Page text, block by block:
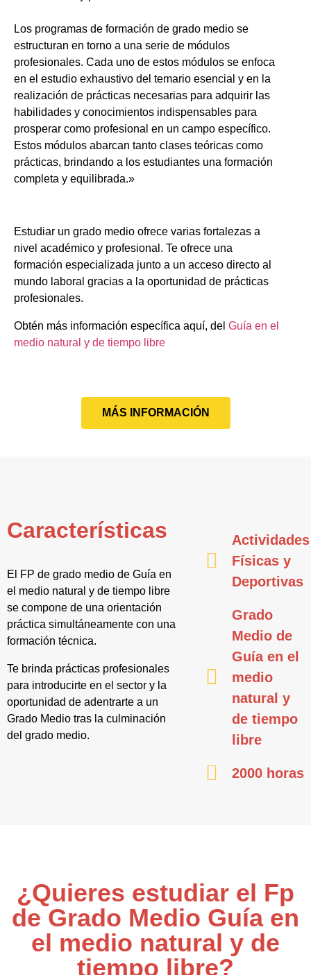
Los programas de formación de grado medio se
estructuran en torno a una serie de módulos
profesionales. Cada uno de estos módulos se enfoca
en el estudio exhaustivo del temario esencial y en la
realización de prácticas necesarias para adquirir las
habilidades y conocimientos indispensables para
prosperar como profesional en un campo específico.
Estos módulos abarcan tanto clases teóricas como
prácticas, brindando a los estudiantes una formación
completa y equilibrada.»
Estudiar un grado medio ofrece varias fortalezas a
nivel académico y profesional. Te ofrece una
formación especializada junto a un acceso directo al
mundo laboral gracias a la oportunidad de prácticas
profesionales.
Obtén más información específica aquí, del Guía en el
medio natural y de tiempo libre
MÁS INFORMACIÓN
Características
El FP de grado medio de Guía en
el medio natural y de tiempo libre
se compone de una orientación
práctica simultáneamente con una
formación técnica.
Te brinda prácticas profesionales
para introducirte en el sector y la
oportunidad de adentrarte a un
Grado Medio tras la culminación
del grado medio.
Actividades
Físicas y
Deportivas
Grado
Medio de
Guía en el
medio
natural y
de tiempo
libre
2000 horas
¿Quieres estudiar el Fp
de Grado Medio Guía en
el medio natural y de
tiempo libre?